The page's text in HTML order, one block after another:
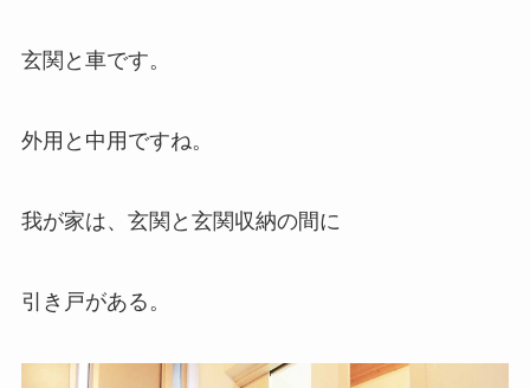
玄関と車です。
外用と中用ですね。
我が家は、玄関と玄関収納の間に
引き戸がある。